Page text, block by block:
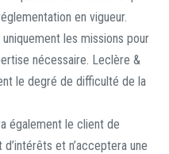
en vigueur.
les missions pour
nécessaire. Leclère &
le degré de difficulté de la
également le client de
et n’acceptera une